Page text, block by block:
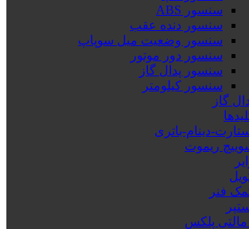
سنسور ABS
سنسور دنده عقب
سنسور وضعیت میل سوپاپ
سنسور دور موتور
سنسور پدال گاز
سنسور کیلومتر
گاز
دینام-باتری
ریموت
فنر
مالتی پلکس